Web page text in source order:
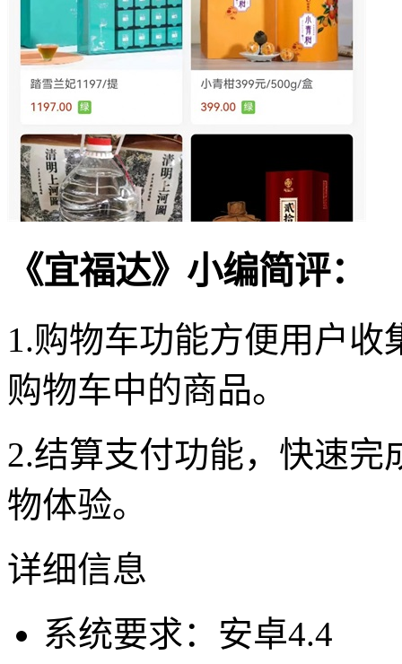
《宜福达》小编简评：
1.购物车功能方便用户
购物车中的商品。
2.结算支付功能，快速
物体验。
详细信息
系统要求：安卓4.4